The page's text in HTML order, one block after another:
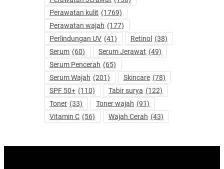
Perawatan kulit (1769)
Perawatan wajah (177)
Perlindungan UV (41) Retinol (38)
Serum (60) Serum Jerawat (49)
Serum Pencerah (65)
Serum Wajah (201) Skincare (78)
SPF 50+ (110) Tabir surya (122)
Toner (33) Toner wajah (91)
Vitamin C (56) Wajah Cerah (43)